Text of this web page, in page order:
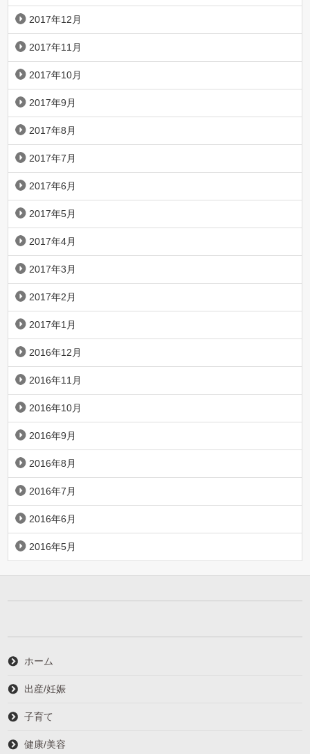
2017年12月
2017年11月
2017年10月
2017年9月
2017年8月
2017年7月
2017年6月
2017年5月
2017年4月
2017年3月
2017年2月
2017年1月
2016年12月
2016年11月
2016年10月
2016年9月
2016年8月
2016年7月
2016年6月
2016年5月
ホーム
出産/妊娠
子育て
健康/美容